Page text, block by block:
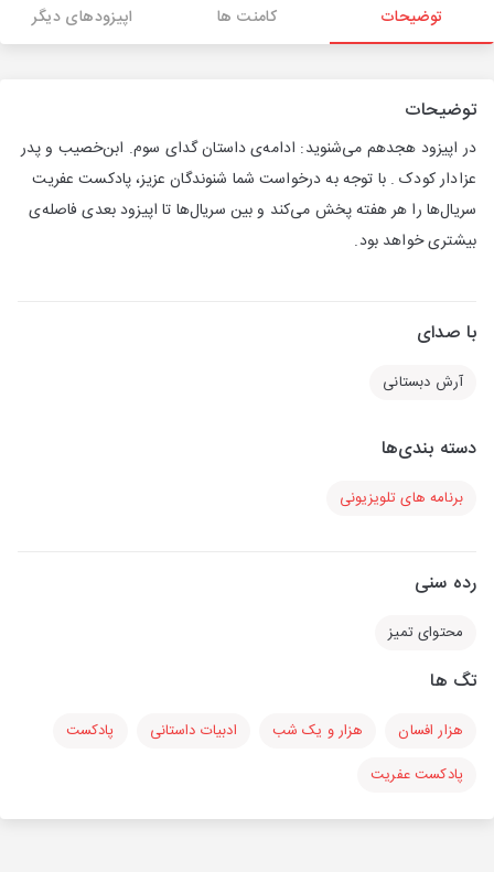
توضیحات کامنت ها اپیزودهای دیگر
توضیحات
در اپیزود هجدهم می‌شنوید: ادامه‌ی داستان گدای سوم. ابن‌خصیب و پدر
عزادار کودک . با توجه به درخواست شما شنوندگان عزیز، پادکست عفریت
سریال‌ها را هر هفته پخش می‌کند و بین سریال‌ها تا اپیزود بعدی فاصله‌ی
بیشتری خواهد بود.
با صدای
آرش دبستانی
دسته بندی‌ها
برنامه های تلویزیونی
رده سنی
محتوای تمیز
تگ ها
هزار افسان هزار و یک شب ادبیات داستانی
پادکست
پادکست عفریت